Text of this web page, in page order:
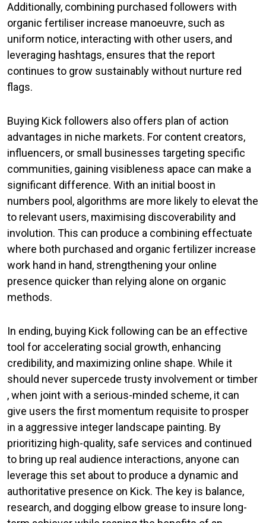
Additionally, combining purchased followers with
organic fertiliser increase manoeuvre, such as
uniform notice, interacting with other users, and
leveraging hashtags, ensures that the report
continues to grow sustainably without nurture red
flags.
Buying Kick followers also offers plan of action
advantages in niche markets. For content creators,
influencers, or small businesses targeting specific
communities, gaining visibleness apace can make a
significant difference. With an initial boost in
numbers pool, algorithms are more likely to elevat the
to relevant users, maximising discoverability and
involution. This can produce a combining effectuate
where both purchased and organic fertilizer increase
work hand in hand, strengthening your online
presence quicker than relying alone on organic
methods.
In ending, buying Kick following can be an effective
tool for accelerating social growth, enhancing
credibility, and maximizing online shape. While it
should never supercede trusty involvement or timber
, when joint with a serious-minded scheme, it can
give users the first momentum requisite to prosper
in a aggressive integer landscape painting. By
prioritizing high-quality, safe services and continued
to bring up real audience interactions, anyone can
leverage this set about to produce a dynamic and
authoritative presence on Kick. The key is balance,
research, and dogging elbow grease to insure long-